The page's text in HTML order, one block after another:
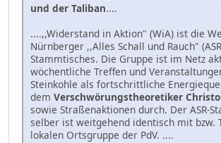
und der Taliban....
....,,Widerstand in Aktion" (WiA) ist die
Nürnberger ,,Alles Schall und Rauch"
Stammtisches. Die Gruppe ist im Netz
wöchentliche Treffen und
Steinkohle als fortschrittliche
dem Verschwörungstheoretiker
sowie Straßenaktionen durch. Der ASR-
selber ist weitgehend identisch mit bzw.
lokalen Ortsgruppe der PdV. ....